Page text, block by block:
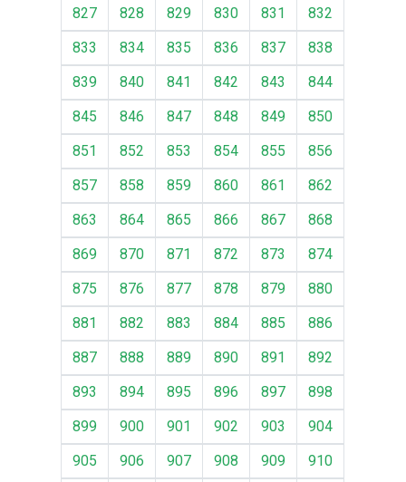
827
828 829 830 831
832
833
834 835 836 837
838
839
840 841 842 843
844
845
846 847 848 849
850
851
852 853 854 855
856
857
858 859 860 861
862
863
864 865 866 867
868
869
870 871 872 873
874
875
876 877 878 879
880
881
882 883 884 885
886
887
888 889 890 891
892
893
894 895 896 897
898
899
900 901 902 903
904
905
906 907 908 909
910